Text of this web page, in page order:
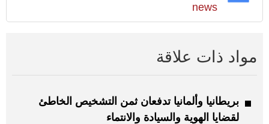
news
مواد ذات علاقة
بريطانيا وألمانيا تدفعان ثمن التشخيص الخاطئ
لقضايا الهوية والسيادة والانتماء